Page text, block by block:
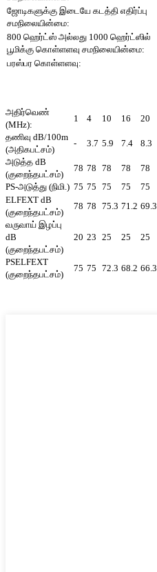
ஜோடிகளுக்கு இடையே கடத்தி எதிர்ப்பு
சமநிலையின்மை:
800 ஹெர்ட்ஸ் அல்லது 1000 ஹெர்ட்ஸில்
பூமிக்கு கொள்ளளவு சமநிலையின்மை:
பரஸ்பர கொள்ளளவு:
அதிர்வெண்
(MHz):
1 4 10 16 20
தணிவு dB/100m
(அதிகபட்சம்)
- 3.7 5.9 7.4 8.3
அடுத்த dB
(குறைந்தபட்சம்)
78 78 78 78 78
PS-அடுத்து (நிமி.) 75 75 75 75 75
ELFEXT dB
(குறைந்தபட்சம்)
78 78 75.3 71.2 69.3
வருவாய் இழப்பு
dB
(குறைந்தபட்சம்)
20 23 25 25 25
PSELFEXT
(குறைந்தபட்சம்)
75 75 72.3 68.2 66.3